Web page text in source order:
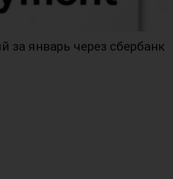
за январь через сбербанк